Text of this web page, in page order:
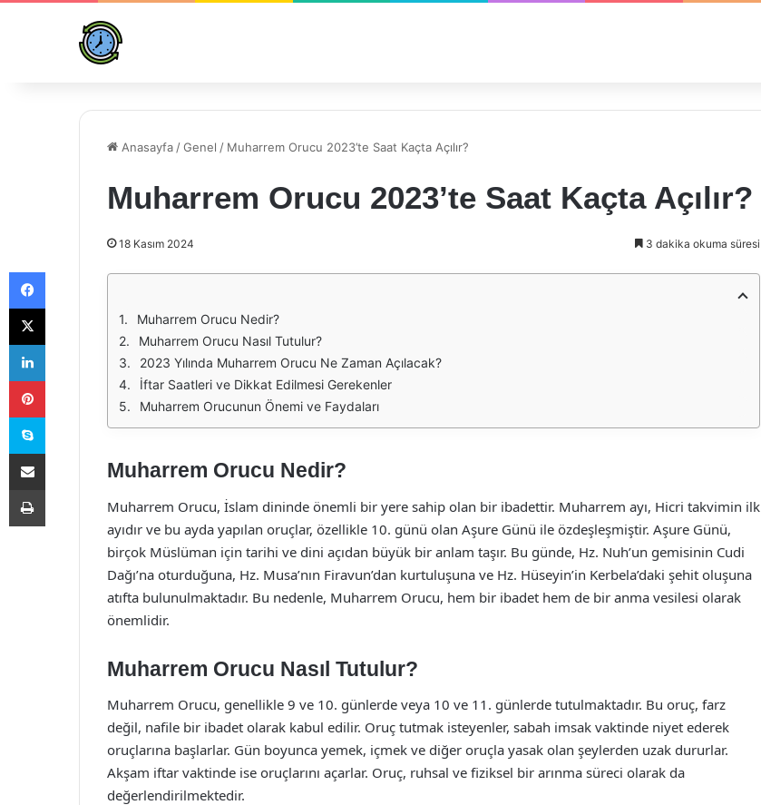
Anasayfa /Genel / Muharrem Orucu 2023’te Saat Kaçta Açılır?
Muharrem Orucu 2023’te Saat Kaçta Açılır?
18 Kasım 2024 3 dakika okuma süresi
Muharrem Orucu Nedir?
Muharrem Orucu Nasıl Tutulur?
2023 Yılında Muharrem Orucu Ne Zaman Açılacak?
İftar Saatleri ve Dikkat Edilmesi Gerekenler
Muharrem Orucunun Önemi ve Faydaları
Muharrem Orucu Nedir?
Muharrem Orucu, İslam dininde önemli bir yere sahip olan bir ibadettir. Muharrem ayı, Hicri takvimin ilk
ayıdır ve bu ayda yapılan oruçlar, özellikle 10. günü olan Aşure Günü ile özdeşleşmiştir. Aşure Günü,
birçok Müslüman için tarihi ve dini açıdan büyük bir anlam taşır. Bu günde, Hz. Nuh’un gemisinin Cudi
Dağı’na oturduğuna, Hz. Musa’nın Firavun’dan kurtuluşuna ve Hz. Hüseyin’in Kerbela’daki şehit oluşuna
atıfta bulunulmaktadır. Bu nedenle, Muharrem Orucu, hem bir ibadet hem de bir anma vesilesi olarak
önemlidir.
Muharrem Orucu Nasıl Tutulur?
Muharrem Orucu, genellikle 9 ve 10. günlerde veya 10 ve 11. günlerde tutulmaktadır. Bu oruç, farz
değil, nafile bir ibadet olarak kabul edilir. Oruç tutmak isteyenler, sabah imsak vaktinde niyet ederek
oruçlarına başlarlar. Gün boyunca yemek, içmek ve diğer oruçla yasak olan şeylerden uzak dururlar.
Akşam iftar vaktinde ise oruçlarını açarlar. Oruç, ruhsal ve fiziksel bir arınma süreci olarak da
değerlendirilmektedir.
Facebook
X
LinkedIn
Pinterest
Skype
E-Posta ile paylaş